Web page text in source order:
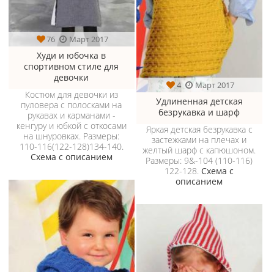
76 Март 2017
Худи и юбочка в
спортивном стиле для
девочки
Костюм для девочки из
пуловера с полосками на
рукавах и карманами -
кенгуру и юбкой с откосами
на шнуровках. Размеры:
110-116(122-128)134-140.
Схема с описанием
4 Март 2017
Удлиненная детская
безрукавка и шарф
Яркая детская безрукавка с
застежками на плечах и
желтый шарф с капюшоном.
Размеры: 9&-104 (110-116)
122-128. Схема с
описанием